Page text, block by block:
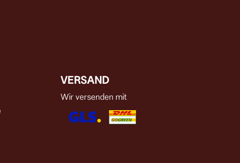
VERSAND
Wir versenden mit